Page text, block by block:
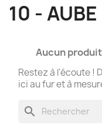
10 - AUBE
Aucun
Restez à l'écoute !
ici au fur et à
search